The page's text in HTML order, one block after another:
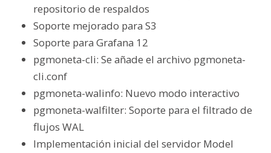
repositorio de respaldos
Soporte mejorado para S3
Soporte para Grafana 12
pgmoneta-cli: Se añade el archivo pgmoneta-
cli.conf
pgmoneta-walinfo: Nuevo modo interactivo
pgmoneta-walfilter: Soporte para el filtrado de
flujos WAL
Implementación inicial del servidor Model